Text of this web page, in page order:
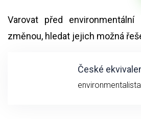
Varovat před
změnou, hledat jejich možná
České